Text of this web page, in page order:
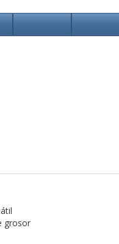
grosor